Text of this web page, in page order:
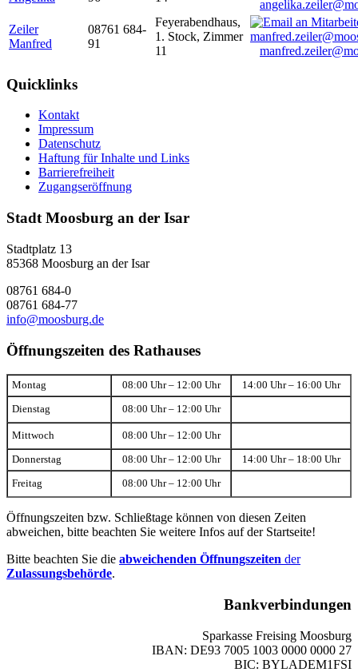
Zeiler
Manfred
08761 684-
91
Feyerabendhaus,
1. Stock, Zimmer
11
Quicklinks
Kontakt
Impressum
Datenschutz
Haftung für Inhalte und Links
Barrierefreiheit
Zugangseröffnung
Stadt Moosburg an der Isar
Stadtplatz 13
85368 Moosburg an der Isar
08761 684-0
08761 684-77
info@moosburg.de
Öffnungszeiten des Rathauses
Montag 08:00 Uhr – 12:00 Uhr 14:00 Uhr – 16:00 Uhr
Dienstag 08:00 Uhr – 12:00 Uhr
Mittwoch 08:00 Uhr – 12:00 Uhr
Donnerstag 08:00 Uhr – 12:00 Uhr 14:00 Uhr – 18:00 Uhr
Freitag 08:00 Uhr – 12:00 Uhr
Öffnungszeiten bzw. Schließtage können von diesen Zeiten
abweichen, bitte beachten Sie weitere Infos auf der Startseite!
Bitte beachten Sie die abweichenden Öffnungszeiten der
Zulassungsbehörde.
Bankverbindungen
Sparkasse Freising Moosburg
IBAN: DE93 7005 1003 0000 0000 27
BIC: BYLADEM1FSI